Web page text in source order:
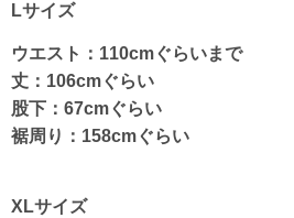
Lサイズ
ウエスト：110cmぐらいまで
丈：106cmぐらい
股下：67cmぐらい
裾周り：158cmぐらい
XLサイズ